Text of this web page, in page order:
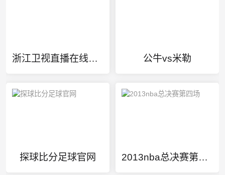
浙江卫视直播在线直播 公牛vs米勒
探球比分足球官网 2013nba总决赛第四场